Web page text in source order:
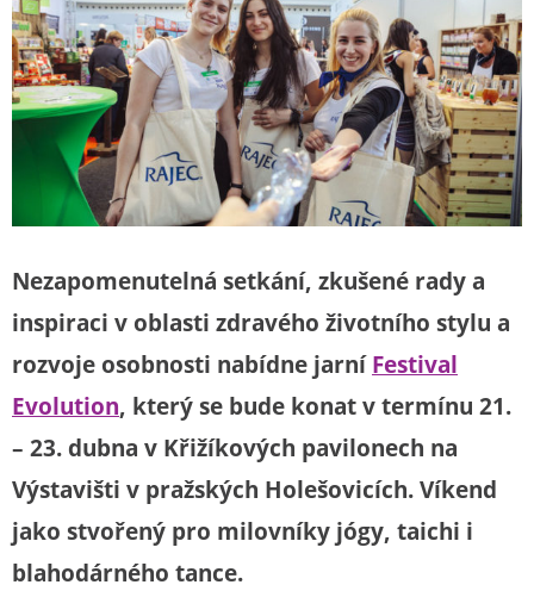
Nezapomenutelná setkání, zkušené rady a
inspiraci v oblasti zdravého životního stylu a
rozvoje osobnosti nabídne jarníFestival
Evolution, který se bude konat v termínu 21.
– 23. dubna v Křižíkových pavilonech na
Výstavišti v pražských Holešovicích.Víkend
jako stvořený pro milovníky jógy, taichi i
blahodárného tance.